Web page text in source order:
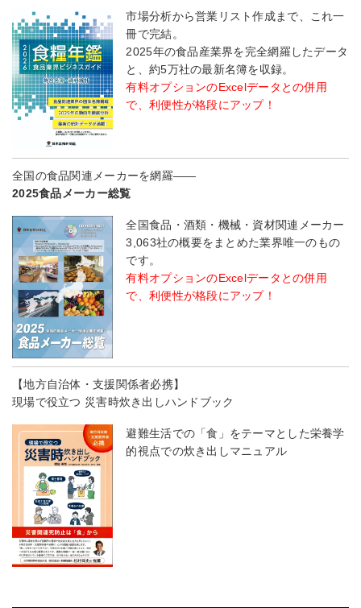
市場分析から営業リスト作成まで、これ一
冊で完結。
2025年の食品産業界を完全網羅したデータ
と、約5万社の最新名簿を収録。
有料オプションのExcelデータとの併用
で、利便性が格段にアップ！
全国の食品関連メーカーを網羅――
2025食品メーカー総覧
全国食品・酒類・機械・資材関連メーカー
3,063社の概要をまとめた業界唯一のもの
です。
有料オプションのExcelデータとの併用
で、利便性が格段にアップ！
【地方自治体・支援関係者必携】
現場で役立つ 災害時炊き出しハンドブック
避難生活での「食」をテーマとした栄養学
的視点での炊き出しマニュアル